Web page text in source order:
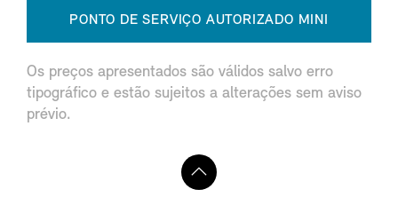
PONTO DE SERVIÇO AUTORIZADO MINI
Os preços apresentados são válidos salvo erro
tipográfico e estão sujeitos a alterações sem aviso
prévio.